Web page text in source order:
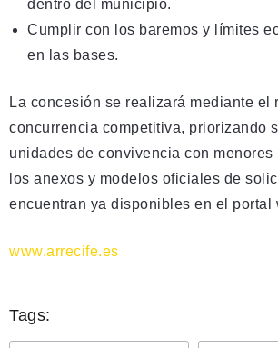
dentro del municipio.
Cumplir con los baremos y límites
en las bases.
La concesión se realizará mediante el
concurrencia competitiva, priorizando
unidades de convivencia con menores
los anexos y modelos oficiales de
encuentran ya disponibles en el portal
www.arrecife.es
Tags: